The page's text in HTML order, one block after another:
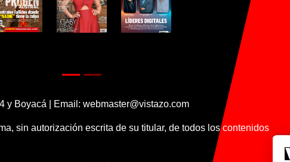
y Boyacá | Email: webmaster@vistazo.com
sin autorización escrita de su titular, de todos los contenidos